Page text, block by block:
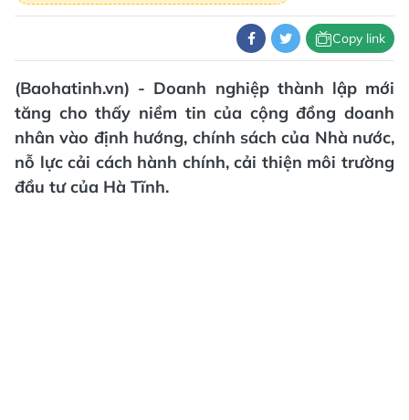
Copy link
(Baohatinh.vn) - Doanh nghiệp thành lập mới
tăng cho thấy niềm tin của cộng đồng doanh
nhân vào định hướng, chính sách của Nhà nước,
nỗ lực cải cách hành chính, cải thiện môi trường
đầu tư của Hà Tĩnh.